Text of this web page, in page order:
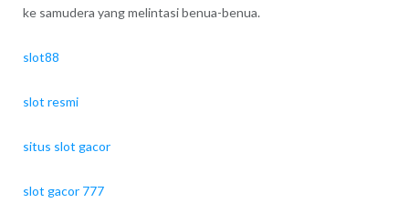
ke samudera yang melintasi benua-benua.
slot88
slot resmi
situs slot gacor
slot gacor 777